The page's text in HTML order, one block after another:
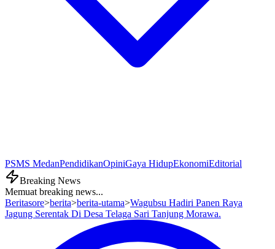
PSMS MedanPendidikanOpiniGaya HidupEkonomiEditorial
Breaking News
Memuat breaking news...
Beritasore>berita>berita-utama>Wagubsu Hadiri Panen Raya
Jagung Serentak Di Desa Telaga Sari Tanjung Morawa.